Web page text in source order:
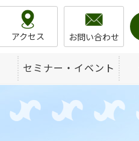
アクセス お問い合わせ
セミナー・イベント